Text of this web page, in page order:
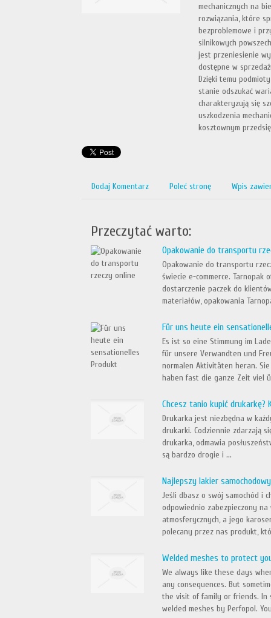
mechanicznych na
rozwiązania, które
bezproblemowe i
silnikowych
jest przeniesienie
dostępne w
Dzięki temu
stanie odszukać
charakteryzują się
uszkodzenia
kosztownym
Dodaj Komentarz Poleć stronę Wpis
Przeczytać warto:
Opakowanie do transportu
Opakowanie do transportu
świecie e-commerce.
dostarczenie paczek do
materiałów, opakowania
Für uns heute ein
Es ist so eine Stimmung im
für unsere Verwandten und
normalen Aktivitäten heran.
haben fast die ganze Zeit viel
Chcesz tanio kupić drukarkę?
Drukarka jest niezbędna w
drukarki. Codziennie zdarzają
drukarka, odmawia
są bardzo drogie i ...
Najlepszy lakier
Jeśli dbasz o swój samochód i
odpowiednio zabezpieczony
atmosferycznych, a jego
polecany przez nas produkt,
Welded meshes to protect
We always like these days
any consequences. But
the visit of family or friends. In
welded meshes by Perfopol.